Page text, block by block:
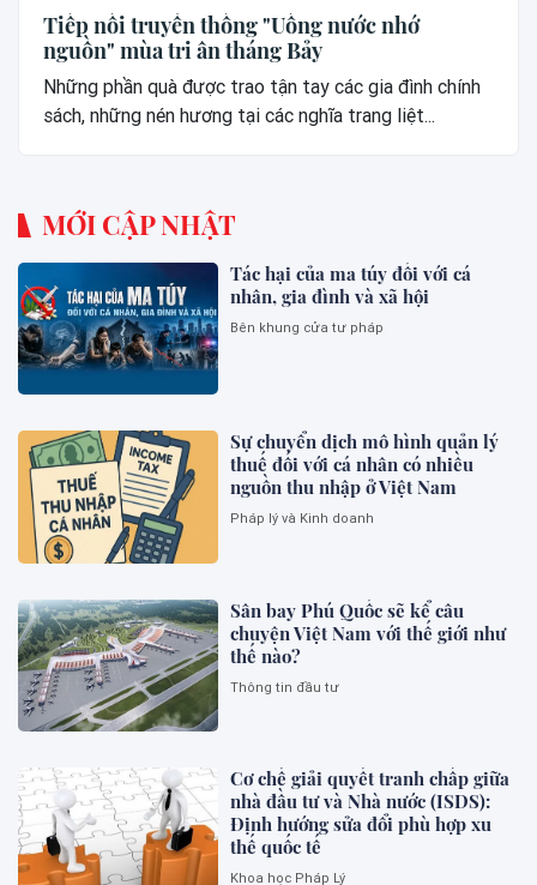
Tiếp nối truyền thống "Uống nước nhớ
nguồn" mùa tri ân tháng Bảy
Những phần quà được trao tận tay các gia đình chính
sách, những nén hương tại các nghĩa trang liệt...
MỚI CẬP NHẬT
Tác hại của ma túy đối với cá
nhân, gia đình và xã hội
Bên khung cửa tư pháp
Sự chuyển dịch mô hình quản lý
thuế đối với cá nhân có nhiều
nguồn thu nhập ở Việt Nam
Pháp lý và Kinh doanh
Sân bay Phú Quốc sẽ kể câu
chuyện Việt Nam với thế giới như
thế nào?
Thông tin đầu tư
Cơ chế giải quyết tranh chấp giữa
nhà đầu tư và Nhà nước (ISDS):
Định hướng sửa đổi phù hợp xu
thế quốc tế
Khoa học Pháp Lý